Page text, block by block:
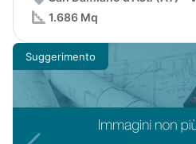
1.686 Mq
Suggerimento